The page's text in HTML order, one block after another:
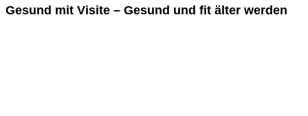
Gesund mit Visite – Gesund und fit älter werden